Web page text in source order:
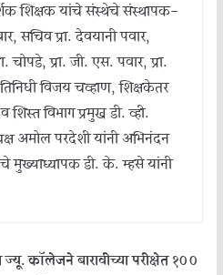
शिक्षक यांचे संस्थेचे संस्थापक-
सचिव प्रा. देवयानी पवार,
प्रा. जी. एस. पवार, प्रा.
विजय चव्हाण, शिक्षकेतर
शिस्त विभाग प्रमुख डी. व्ही.
अमोल परदेशी यांनी अभिनंदन
मुख्याध्यापक डी. के. म्हसे यांनी
ज्यू. कॉलेजने बारावीच्या परीक्षेत १००